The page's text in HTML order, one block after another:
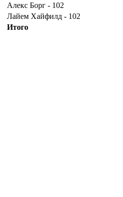
Алекс Борг - 102
Лайем Хайфилд - 102
Итого